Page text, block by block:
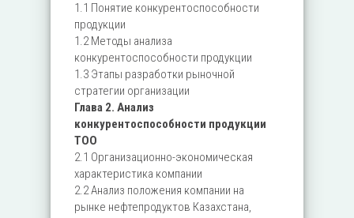
1.1 Понятие конкурентоспособности
продукции
1.2 Методы анализа
конкурентоспособности продукции
1.3 Этапы разработки рыночной
стратегии организации
Глава 2. Анализ
конкурентоспособности продукции
ТОО
2.1 Организационно-экономическая
характеристика компании
2.2 Анализ положения компании на
рынке нефтепродуктов Казахстана,